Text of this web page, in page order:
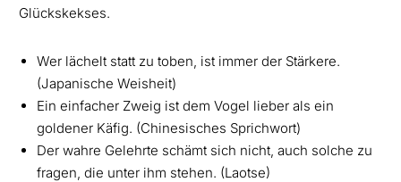
Glückskekses.
Wer lächelt statt zu toben, ist immer der Stärkere.
(Japanische Weisheit)
Ein einfacher Zweig ist dem Vogel lieber als ein
goldener Käfig. (Chinesisches Sprichwort)
Der wahre Gelehrte schämt sich nicht, auch solche zu
fragen, die unter ihm stehen. (Laotse)